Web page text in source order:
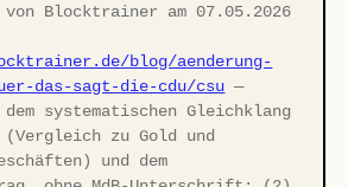
Blocktrainer am 07.05.2026
blog/aenderung-
das-sagt-die-cdu/csu —
dem systematischen Gleichklang
zu Gold und
und dem